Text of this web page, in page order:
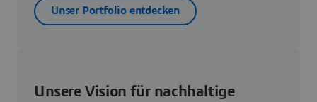
Unser Portfolio entdecken
Unsere Vision für nachhaltige